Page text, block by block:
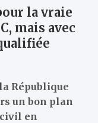
la vraie
mais avec
République
un bon plan
en